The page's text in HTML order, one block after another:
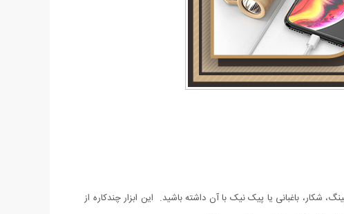
شکار، باغبانی یا پیک نیک با آن داشته باشید. این ابزار چندکاره از